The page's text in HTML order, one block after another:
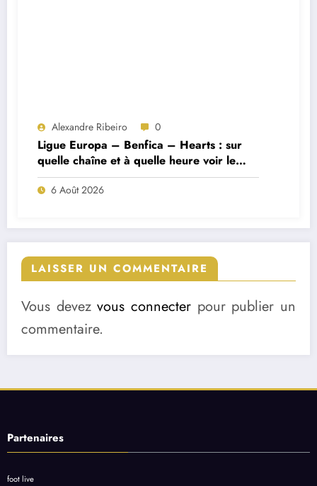
Alexandre Ribeiro 0
Ligue Europa – Benfica – Hearts : sur
quelle chaîne et à quelle heure voir le
match ?
6 Août 2026
LAISSER UN COMMENTAIRE
Vous devezvous connecter pour publier un
commentaire.
Partenaires
foot live